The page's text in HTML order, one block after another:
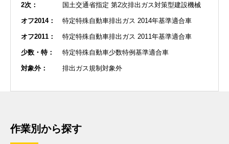
2次： 国土交通省指定 第2次排出ガス対策型建設機械
オフ2014： 特定特殊自動車排出ガス 2014年基準適合車
オフ2011： 特定特殊自動車排出ガス 2011年基準適合車
少数・特： 特定特殊自動車少数特例基準適合車
対象外： 排出ガス規制対象外
作業別から探す